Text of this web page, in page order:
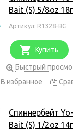
Bait (S) 5/8oz
Артикул: R1328-BG
Купить
Быстрый
В избранное
Спиннербейт
Bait (S) 1/2oz